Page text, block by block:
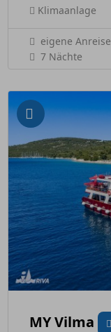
Klimaanlage
eigene Anreise
7 Nächte
MY Vilma